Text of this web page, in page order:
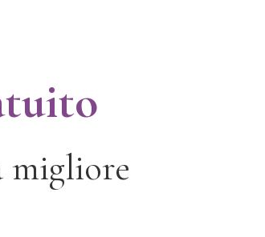
migliore